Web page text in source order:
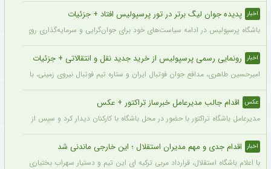
اخبار پدیده جوان لیگ برتر در تور پرسپولیس افتاد + جزئیات
باشگاه پرسپولیس در ادامه سیاست‌های خود برای جوان‌گرایی و سرمایه‌گذاری روی استعدادهای آینده فوتبال
اخبار رونمایی رسمی پرسپولیس از خرید جدید نقل و انتقالاتی + جزئیات
امیرحسین طاهری، مدافع جوان فوتبال ایران و ستاره تیم فوتبال نیروی زمینی، با
عکس اقدام جالب مدیرعامل خبرساز تراکتور + عکس
مدیرعامل باشگاه تراکتور با حضور در محل باشگاه با کارکنان دیدار کرد و سپس از کمپ
اخبار اقدام جدی و مهم مدیران استقلال ؛ این خارجی ماندنی شد
با اعلام باشگاه استقلال، قرارداد مربی ترکیه ای این تیم و دستیار سهراب بختیاری زاده